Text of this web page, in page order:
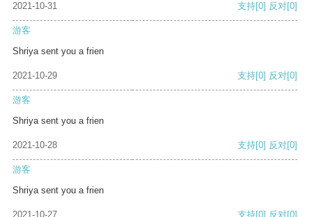
2021-10-31 支持[0] 反对[0]
游客
Shriya sent you a frien
2021-10-29 支持[0] 反对[0]
游客
Shriya sent you a frien
2021-10-28 支持[0] 反对[0]
游客
Shriya sent you a frien
2021-10-27 支持[0] 反对[0]